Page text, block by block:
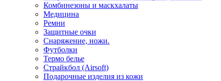
Комбинезоны и маскхалаты
Медицина
Ремни
Защитные очки
Снаряжение, ножи.
Футболки
Термо белье
Страйкбол (Airsoft)
Подарочные изделия из кожи